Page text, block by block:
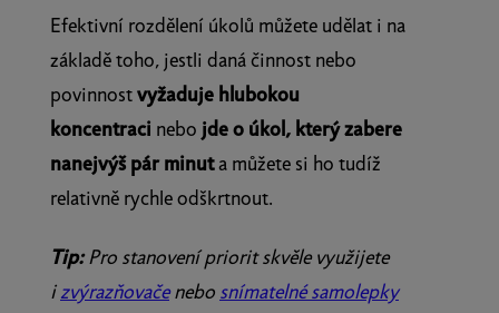
Efektivní rozdělení úkolů můžete udělat i na
základě toho, jestli daná činnost nebo
povinnostvyžaduje hlubokou
koncentraci nebo jde o úkol, který zabere
nanejvýš pár minuta můžete si ho tudíž
relativně rychle odškrtnout.
Tip:Pro stanovení priorit skvěle využijete
izvýrazňovače nebo snímatelné samolepky